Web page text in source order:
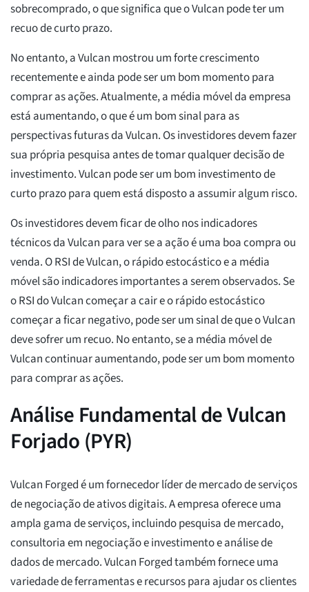
sobrecomprado, o que significa que o Vulcan pode ter um
recuo de curto prazo.
No entanto, a Vulcan mostrou um forte crescimento
recentemente e ainda pode ser um bom momento para
comprar as ações. Atualmente, a média móvel da empresa
está aumentando, o que é um bom sinal para as
perspectivas futuras da Vulcan. Os investidores devem fazer
sua própria pesquisa antes de tomar qualquer decisão de
investimento. Vulcan pode ser um bom investimento de
curto prazo para quem está disposto a assumir algum risco.
Os investidores devem ficar de olho nos indicadores
técnicos da Vulcan para ver se a ação é uma boa compra ou
venda. O RSI de Vulcan, o rápido estocástico e a média
móvel são indicadores importantes a serem observados. Se
o RSI do Vulcan começar a cair e o rápido estocástico
começar a ficar negativo, pode ser um sinal de que o Vulcan
deve sofrer um recuo. No entanto, se a média móvel de
Vulcan continuar aumentando, pode ser um bom momento
para comprar as ações.
Análise Fundamental de Vulcan
Forjado (PYR)
Vulcan Forged é um fornecedor líder de mercado de serviços
de negociação de ativos digitais. A empresa oferece uma
ampla gama de serviços, incluindo pesquisa de mercado,
consultoria em negociação e investimento e análise de
dados de mercado. Vulcan Forged também fornece uma
variedade de ferramentas e recursos para ajudar os clientes